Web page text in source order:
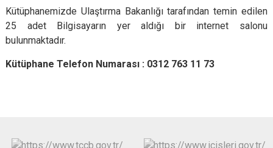
Kütüphanemizde Ulaştırma Bakanlığı tarafından temin edilen
25 adet Bilgisayarın yer aldığı bir internet salonu
bulunmaktadır.
Kütüphane Telefon Numarası : 0312 763 11 73